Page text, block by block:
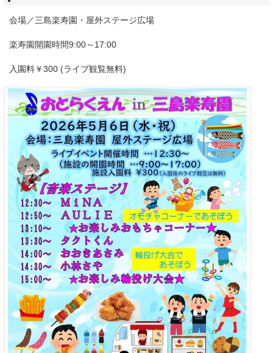
会場／三島楽寿園・屋外ステージ広場
楽寿園開園時間9:00～17:00
入園料￥300 (ライブ観覧無料)